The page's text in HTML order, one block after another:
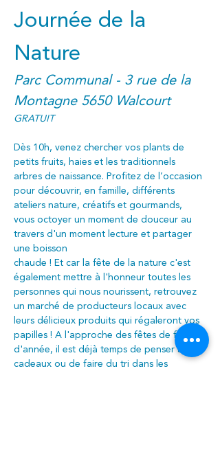
Journée de la
Nature
Parc Communal - 3 rue de la
Montagne 5650 Walcourt
GRATUIT
Dès 10h, venez chercher vos plants de
petits fruits, haies et les traditionnels
arbres de naissance. Profitez de l’occasion
pour découvrir, en famille, différents
ateliers nature, créatifs et gourmands,
vous octoyer un moment de douceur au
travers d'un moment lecture et partager
une boisson
chaude ! Et car la fête de la nature c'est
également mettre à l'honneur toutes les
personnes qui nous nourissent, retrouvez
un marché de producteurs locaux avec
leurs délicieux produits qui régaleront vos
papilles ! A l'approche des fêtes de fin
d'année, il est déjà temps de penser aux
cadeaux ou de faire du tri dans les